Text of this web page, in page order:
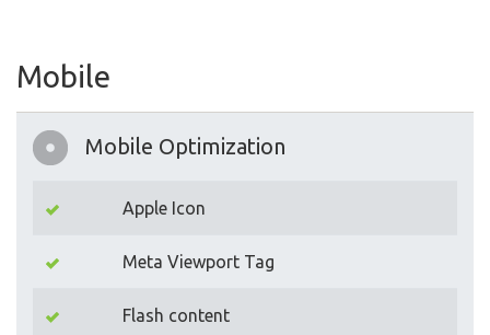
Mobile
Mobile Optimization
Apple Icon
Meta Viewport Tag
Flash content